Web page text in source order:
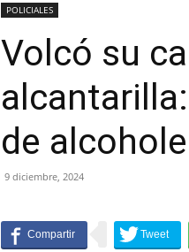
POLICIALES
Volcó su
de
9 diciembre, 2024